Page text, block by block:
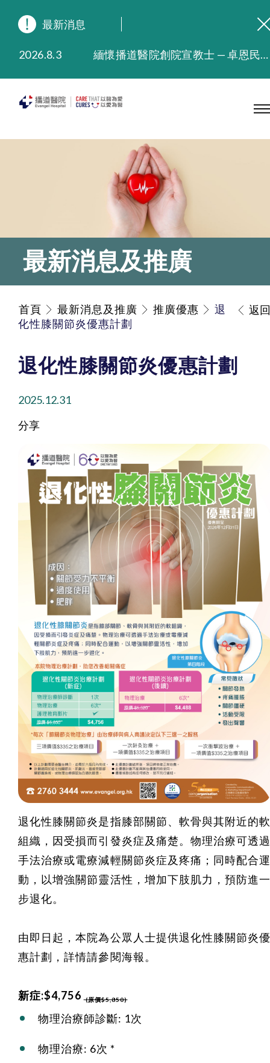
最新消息
2026.8.3
緬懷播道醫院創院宣教士 — 卓恩民醫生香港追思會
2025.9.23
本院在暴雨或颱風警告信號 (包括黑色暴雨及8號或以上熱帶氣旋警告信號) 下，仍會維持有限度服務。如有查詢，可致電2711 5222。
2025.7.21
播道醫院手機App已推出查閱病歷記錄及求診資料功能，請即下載
最新消息及推廣
首頁 最新消息及推廣 推廣優惠
退
化性膝關節炎優惠計劃
返回
退化性膝關節炎優惠計劃
2025.12.31
分享
退化性膝關節炎是指膝部關節、軟骨與其附近的
組織，因受損而引發炎症及痛楚。物理治療可透
手法治療或電療減輕關節炎症及疼痛；同時配合
動，以增強關節靈活性，增加下肢肌力，預防進
步退化。
由即日起，本院為公眾人士提供退化性膝關節炎
惠計劃，詳情請參閱海報。
新症:$4,756 (原價$5,850)
物理治療師診斷: 1次
物理治療: 6次 *